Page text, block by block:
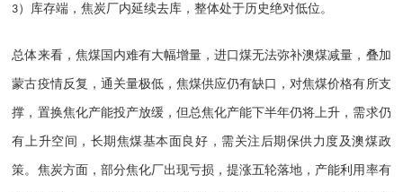
3）库存端，焦炭厂内延续去库，整体处于历史绝对低位。
总体来看，焦煤国内难有大幅增量，进口煤无法弥补澳煤减量，叠加
蒙古疫情反复，通关量极低，焦煤供应仍有缺口，对焦煤价格有所支
撑，置换焦化产能投产放缓，但总焦化产能下半年仍将上升，需求仍
有上升空间，长期焦煤基本面良好，需关注后期保供力度及澳煤政
策。焦炭方面，部分焦化厂出现亏损，提涨五轮落地，产能利用率有